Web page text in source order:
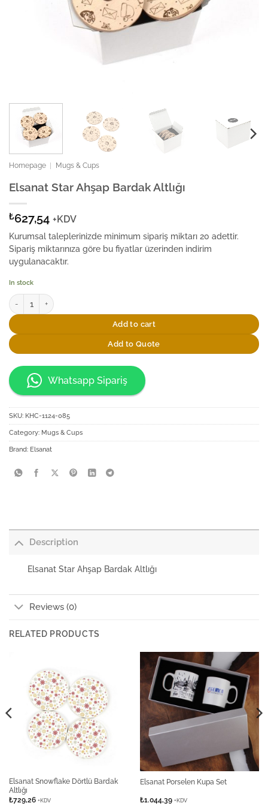
Homepage Mugs & Cups
Elsanat Star Ahşap Bardak Altlığı
₺627,54 +KDV
Kurumsal taleplerinizde minimum sipariş miktarı 20 adettir.
Sipariş miktarınıza göre bu fiyatlar üzerinden indirim
uygulanacaktır.
In stock
Elsanat Star Ahşap Bardak Altlığı quantity
Add to cart
Add to Quote
Whatsapp Sipariş
SKU: KHC-1124-085
Category: Mugs & Cups
Brand: Elsanat
Description
Elsanat Star Ahşap Bardak Altlığı
Reviews (0)
RELATED PRODUCTS
Elsanat Snowflake Dörtlü Bardak
Altlığı
₺729,26 +KDV
Elsanat Porselen Kupa Set
₺1.044,39 +KDV